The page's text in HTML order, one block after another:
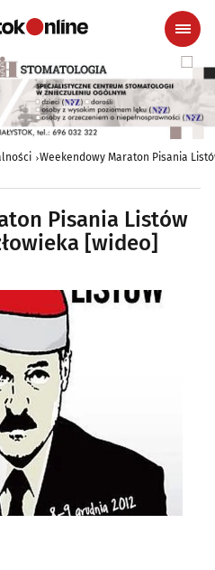
Weekendowy Maraton Pisania
Pisania Listów
[wideo]